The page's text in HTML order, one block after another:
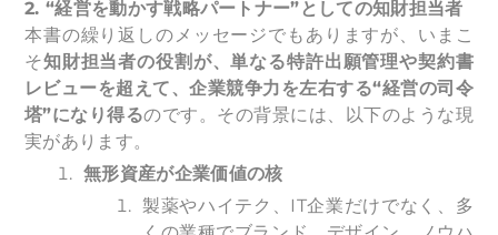
2. “経営を動かす戦略パートナー”としての知財担当者
本書の繰り返しのメッセージでもありますが、いまこ
そ知財担当者の役割が、単なる特許出願管理や契約書
レビューを超えて、企業競争力を左右する“経営の司令
塔”になり得るのです。その背景には、以下のような現
実があります。
無形資産が企業価値の核
製薬やハイテク、IT企業だけでなく、多